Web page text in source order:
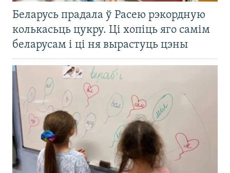
Беларусь прадала ў Расею рэкордную
колькасьць цукру. Ці хопіць яго самім
беларусам і ці ня вырастуць цэны